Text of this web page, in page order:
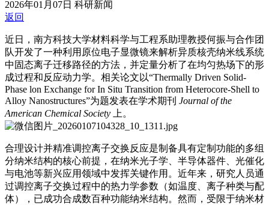
2026年01月07日 科研新闻
返回
近日，南方科技大学材料科学与工程系助理教授何振与合作团
队开发了一种利用原位电子显微镜来解析异质核壳纳米线系统
中固态离子迁移路径的方法，并定量分析了在均匀热场下的形
成过程和反应动力学。相关论文以“Thermally Driven Solid-
Phase lon Exchange for In Situ Transition from Heterocore-Shell to
Alloy Nanostructures”为题发表在学术期刊 Journal of the
American Chemical Society 上。
合理设计并精准调控离子交换反应是制备具有定制功能的多组
分纳米结构的核心前提，在纳米光子学、半导体器件、光催化
与电池等新兴应用领域中发挥关键作用。近年来，研究人员通
过调控离子交换过程中的热力学参数（如温度、离子种类与配
体），已成功合成数百种功能纳米结构。然而，受限于纳米材